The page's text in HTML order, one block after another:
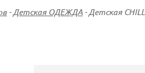
- Детская ОДЕЖДА - Детская